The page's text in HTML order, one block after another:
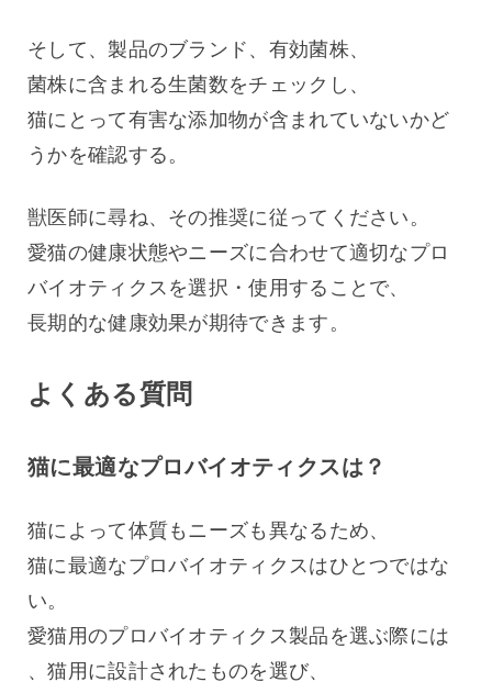
そして、製品のブランド、有効菌株、
菌株に含まれる生菌数をチェックし、
猫にとって有害な添加物が含まれていないかど
うかを確認する。
獣医師に尋ね、その推奨に従ってください。
愛猫の健康状態やニーズに合わせて適切なプロ
バイオティクスを選択・使用することで、
長期的な健康効果が期待できます。
よくある質問
猫に最適なプロバイオティクスは？
猫によって体質もニーズも異なるため、
猫に最適なプロバイオティクスはひとつではな
い。
愛猫用のプロバイオティクス製品を選ぶ際には
、猫用に設計されたものを選び、